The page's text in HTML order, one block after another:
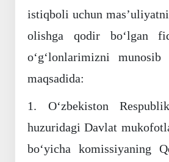
istiqboli uchun
olishga qodir bo‘lgan
o‘g‘lonlarimizni munosib
maqsadida:
1. O‘zbekiston
huzuridagi Davlat
bo‘yicha komissiyaning